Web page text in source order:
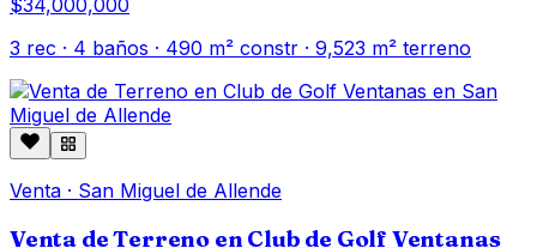
$34,000,000
3 rec · 4 baños · 490 m² constr · 9,523 m² terreno
Venta · San Miguel de Allende
Venta de Terreno en Club de Golf Ventanas